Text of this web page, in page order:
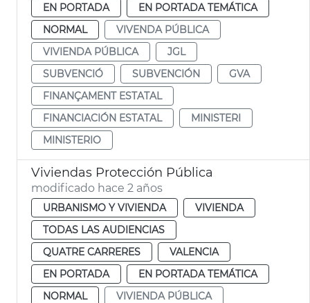
EN PORTADA
EN PORTADA TEMÁTICA
NORMAL
VIVENDA PÚBLICA
VIVIENDA PÚBLICA
JGL
SUBVENCIÓ
SUBVENCIÓN
GVA
FINANÇAMENT ESTATAL
FINANCIACIÓN ESTATAL
MINISTERI
MINISTERIO
Viviendas Protección Pública
modificado hace 2 años
URBANISMO Y VIVIENDA
VIVIENDA
TODAS LAS AUDIENCIAS
QUATRE CARRERES
VALENCIA
EN PORTADA
EN PORTADA TEMÁTICA
NORMAL
VIVIENDA PÚBLICA